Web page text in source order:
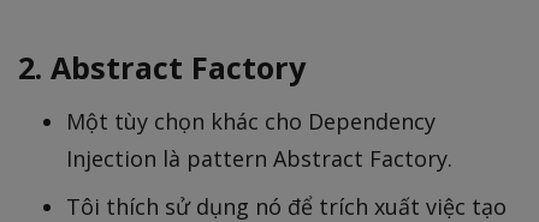
2. Abstract Factory
Một tùy chọn khác cho Dependency
Injection là pattern Abstract Factory.
Tôi thích sử dụng nó để trích xuất việc tạo